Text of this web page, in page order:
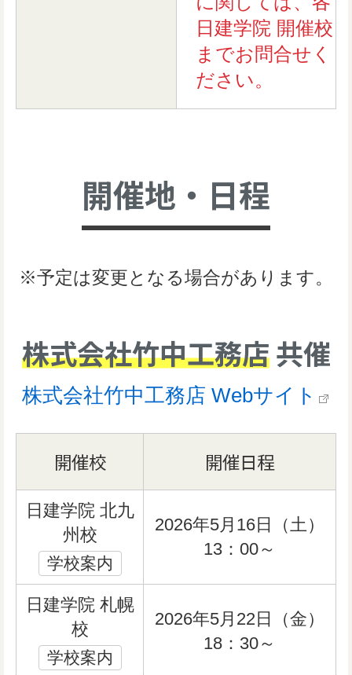
日建学院 開催校
までお問合せく
ださい。
開催地・日程
※予定は変更となる場合があります。
株式会社竹中工務店共催
株式会社竹中工務店 Webサイト
開催校 開催日程
日建学院 北九
州校
学校案内
2026年5月16日（土）
13：00～
日建学院 札幌
校
学校案内
2026年5月22日（金）
18：30～